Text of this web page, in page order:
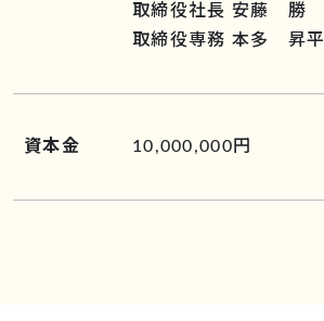
取締役社長 安藤 勝
取締役専務 本多 昇平
資本金 10,000,000円